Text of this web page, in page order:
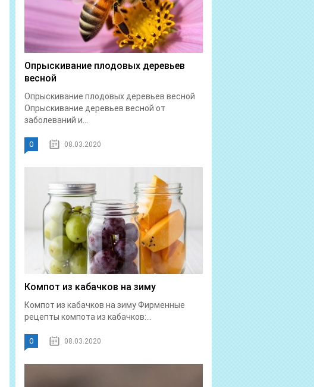
Опрыскивание плодовых деревьев
весной
Опрыскивание плодовых деревьев весной
Опрыскивание деревьев весной от
заболеваний и...
0 08.03.2020
Компот из кабачков на зиму
Компот из кабачков на зиму Фирменные
рецепты компота из кабачков:...
0 08.03.2020